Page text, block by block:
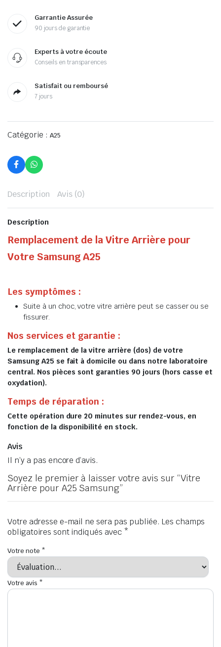
Garrantie Assurée
90 jours de garantie
Experts à votre écoute
Conseils en transparences
Satisfait ou remboursé
7 jours
Catégorie : A25
Description Avis (0)
Description
Remplacement de la Vitre Arrière pour
Votre Samsung A25
Les symptômes :
Suite à un choc, votre vitre arrière peut se casser ou se
fissurer.
Nos services et garantie :
Le remplacement de la vitre arrière (dos) de votre
Samsung A25 se fait à domicile ou dans notre laboratoire
central. Nos pièces sont garanties 90 jours (hors casse et
oxydation).
Temps de réparation :
Cette opération dure 20 minutes sur rendez-vous, en
fonction de la disponibilité en stock.
Avis
Il n’y a pas encore d’avis.
Soyez le premier à laisser votre avis sur “Vitre
Arrière pour A25 Samsung”
Votre adresse e-mail ne sera pas publiée. Les champs
obligatoires sont indiqués avec *
Votre note *
Votre avis *